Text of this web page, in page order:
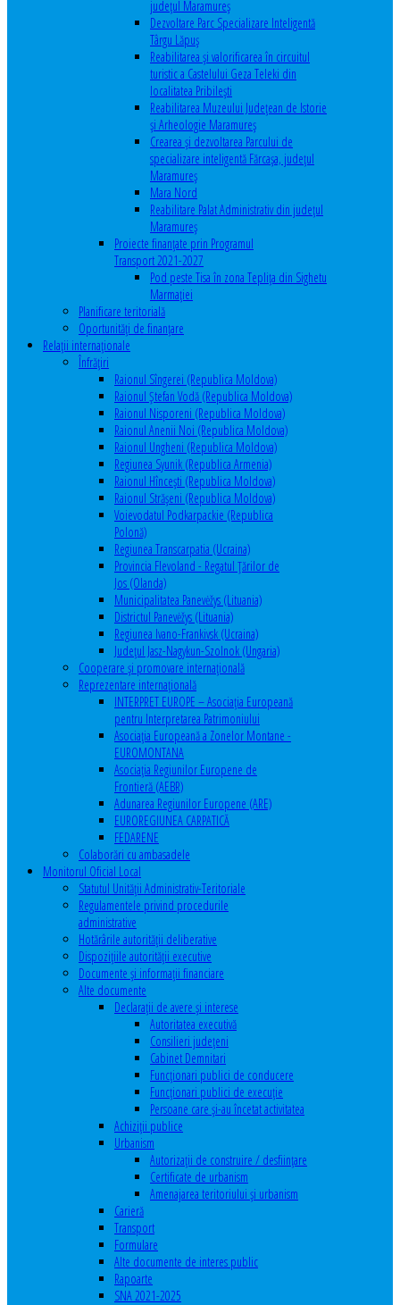
județul Maramureș
Dezvoltare Parc Specializare Inteligentă
Târgu Lăpuș
Reabilitarea și valorificarea în circuitul
turistic a Castelului Geza Teleki din
localitatea Pribilești
Reabilitarea Muzeului Județean de Istorie
și Arheologie Maramureș
Crearea și dezvoltarea Parcului de
specializare inteligentă Fărcașa, județul
Maramureș
Mara Nord
Reabilitare Palat Administrativ din județul
Maramureș
Proiecte finanțate prin Programul
Transport 2021-2027
Pod peste Tisa în zona Teplița din Sighetu
Marmației
Planificare teritorială
Oportunităţi de finanţare
Relaţii internaţionale
Înfrăţiri
Raionul Sîngerei (Republica Moldova)
Raionul Ștefan Vodă (Republica Moldova)
Raionul Nisporeni (Republica Moldova)
Raionul Anenii Noi (Republica Moldova)
Raionul Ungheni (Republica Moldova)
Regiunea Syunik (Republica Armenia)
Raionul Hîncești (Republica Moldova)
Raionul Străşeni (Republica Moldova)
Voievodatul Podkarpackie (Republica
Polonă)
Regiunea Transcarpatia (Ucraina)
Provincia Flevoland - Regatul Ţărilor de
Jos (Olanda)
Municipalitatea Panevėžys (Lituania)
Districtul Panevėžys (Lituania)
Regiunea Ivano-Frankivsk (Ucraina)
Judeţul Jasz-Nagykun-Szolnok (Ungaria)
Cooperare şi promovare internaţională
Reprezentare internaţională
INTERPRET EUROPE – Asociația Europeană
pentru Interpretarea Patrimoniului
Asociația Europeană a Zonelor Montane -
EUROMONTANA
Asociația Regiunilor Europene de
Frontieră (AEBR)
Adunarea Regiunilor Europene (ARE)
EUROREGIUNEA CARPATICĂ
FEDARENE
Colaborări cu ambasadele
Monitorul Oficial Local
Statutul Unităţii Administrativ-Teritoriale
Regulamentele privind procedurile
administrative
Hotărârile autorităţii deliberative
Dispoziţiile autorităţii executive
Documente şi informaţii financiare
Alte documente
Declaraţii de avere şi interese
Autoritatea executivă
Consilieri judeţeni
Cabinet Demnitari
Funcţionari publici de conducere
Funcționari publici de execuție
Persoane care şi-au încetat activitatea
Achiziţii publice
Urbanism
Autorizații de construire / desființare
Certificate de urbanism
Amenajarea teritoriului şi urbanism
Carieră
Transport
Formulare
Alte documente de interes public
Rapoarte
SNA 2021-2025